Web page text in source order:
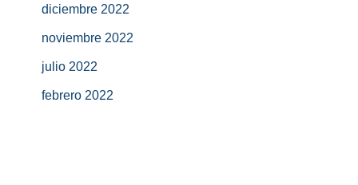
diciembre 2022
noviembre 2022
julio 2022
febrero 2022